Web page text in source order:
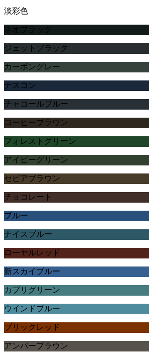
淡彩色
ネオブラック
ジェットブラック
カーボングレー
ナスコン
チャコールブルー
コーヒーブラウン
フォレストグリーン
アイビーグリーン
セピアブラウン
チョコレート
ブルー
ナイスブルー
ローヤルレッド
新スカイブルー
カプリグリーン
ウインドブルー
ブリックレッド
アンバーブラウン